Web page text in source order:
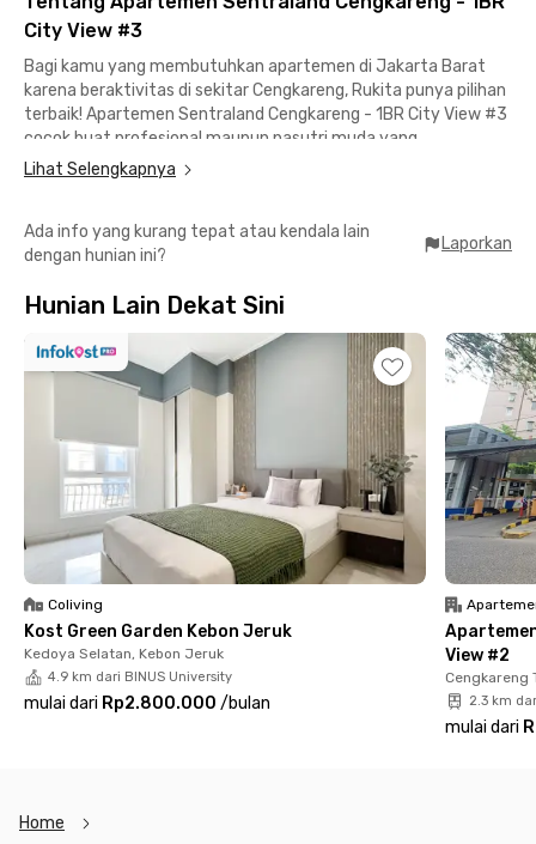
City View #3
Bagi kamu yang membutuhkan apartemen di Jakarta Barat
karena beraktivitas di sekitar Cengkareng, Rukita punya pilihan
terbaik! Apartemen Sentraland Cengkareng - 1BR City View #3
cocok buat profesional maupun pasutri muda yang
membutuhkan hunian dengan privasi dan keamanan.
dengan AC, TV, dan kamar mandi di dalam kamar. Fasilitas
gedung termasuk kolam renang, fitness center, dan area parkir.
Lokasi Apartemen Sentraland Cengkareng hanya 15 menit ke
Bandara Internasional Soekarno-Hatta, plus akses jalan tol
dengan Gerbang Tol Sedyatmo dan Kapuk cuma 5 menit dari
apartemen Cengkareng ini. Jaraknya pun masih ideal bagi kamu
yang berkantor di kawasan PIK 2 karena bisa dicapai dalam 20
menit berkendara.
Strategis pula ke berbagai fasilitas publik, sekitar 5 menit ke
Puri Indah Mall, 8 menit ke Stasiun Rawa Buaya, dan 2 menit ke
RSUD Cengkareng. Lengkap bukan? Yuk, segera booking unit
apartemen 1BR Jakarta Barat ini sebelum kehabisan!
Lihat Selengkapnya
Ada info yang kurang tepat atau kendala lain
dengan hunian ini?
Laporkan
Hunian Lain Dekat Sini
Coliving
Kost Green Garden Kebon Jeruk
Kedoya Selatan, Kebon Jeruk
4.9 km dari BINUS University
mulai dari Rp2.800.000 /bulan
View #2
Cengkareng
2.3 km
mulai dari
Home